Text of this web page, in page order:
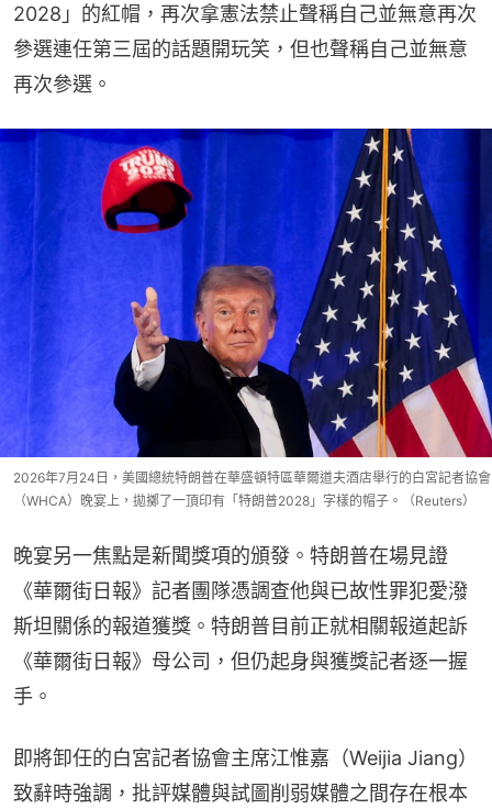
2028」的紅帽，再次拿憲法禁止聲稱自己並無意再次
參選連任第三屆的話題開玩笑，但也聲稱自己並無意
再次參選。
2026年7月24日，美國總統特朗普在華盛頓特區華爾道夫酒店舉行的白宮記者協會
（WHCA）晚宴上，拋擲了一頂印有「特朗普2028」字樣的帽子。（Reuters）
晚宴另一焦點是新聞獎項的頒發。特朗普在場見證
《華爾街日報》記者團隊憑調查他與已故性罪犯愛潑
斯坦關係的報道獲獎。特朗普目前正就相關報道起訴
《華爾街日報》母公司，但仍起身與獲獎記者逐一握
手。
即將卸任的白宮記者協會主席江惟嘉（Weijia Jiang）
致辭時強調，批評媒體與試圖削弱媒體之間存在根本